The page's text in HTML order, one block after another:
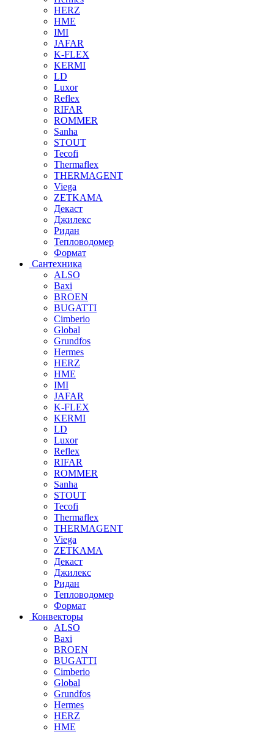
HERZ
HME
IMI
JAFAR
K-FLEX
KERMI
LD
Luxor
Reflex
RIFAR
ROMMER
Sanha
STOUT
Tecofi
Thermaflex
THERMAGENT
Viega
ZETKAMA
Декаст
Джилекс
Ридан
Тепловодомер
Формат
Сантехника
ALSO
Baxi
BROEN
BUGATTI
Cimberio
Global
Grundfos
Hermes
HERZ
HME
IMI
JAFAR
K-FLEX
KERMI
LD
Luxor
Reflex
RIFAR
ROMMER
Sanha
STOUT
Tecofi
Thermaflex
THERMAGENT
Viega
ZETKAMA
Декаст
Джилекс
Ридан
Тепловодомер
Формат
Конвекторы
ALSO
Baxi
BROEN
BUGATTI
Cimberio
Global
Grundfos
Hermes
HERZ
HME